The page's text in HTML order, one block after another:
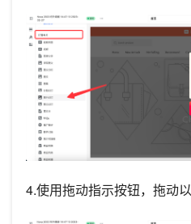
4.使用拖动指示按钮，拖动